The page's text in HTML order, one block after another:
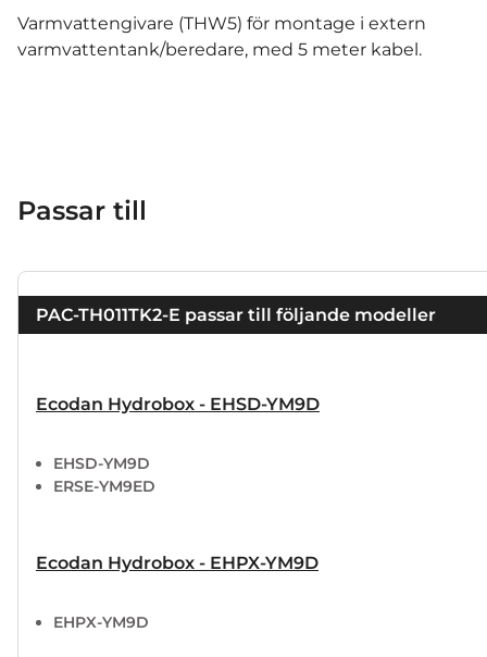
Varmvattengivare (THW5) för montage i extern
varmvattentank/beredare, med 5 meter kabel.
Passar till
PAC-TH011TK2-E passar till följande modeller
Ecodan Hydrobox - EHSD-YM9D
EHSD-YM9D
ERSE-YM9ED
Ecodan Hydrobox - EHPX-YM9D
EHPX-YM9D